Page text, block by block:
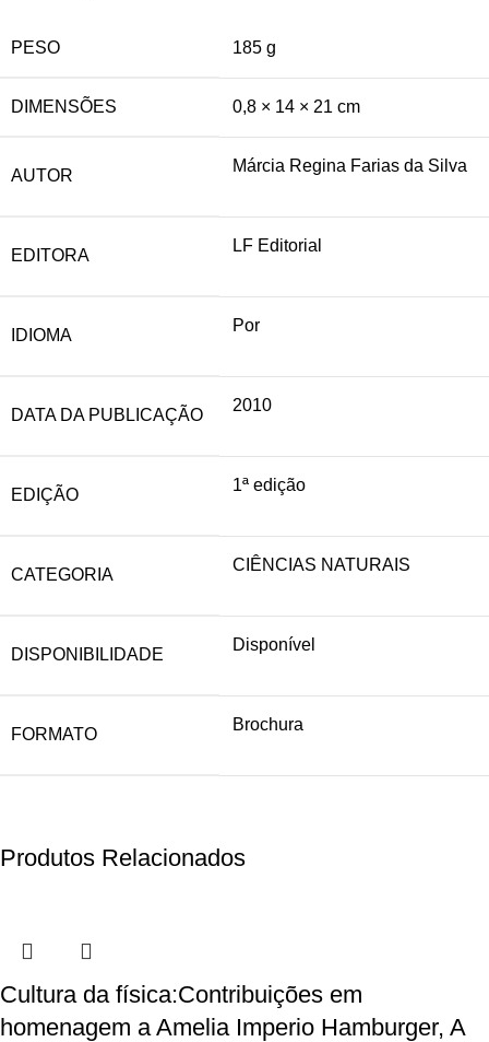
PESO 185 g
DIMENSÕES 0,8 × 14 × 21 cm
AUTOR
Márcia Regina Farias da Silva
EDITORA
LF Editorial
IDIOMA
Por
DATA DA PUBLICAÇÃO
2010
EDIÇÃO
1ª edição
CATEGORIA
CIÊNCIAS NATURAIS
DISPONIBILIDADE
Disponível
FORMATO
Brochura
Produtos Relacionados
Cultura da física:Contribuições em
homenagem a Amelia Imperio Hamburger, A